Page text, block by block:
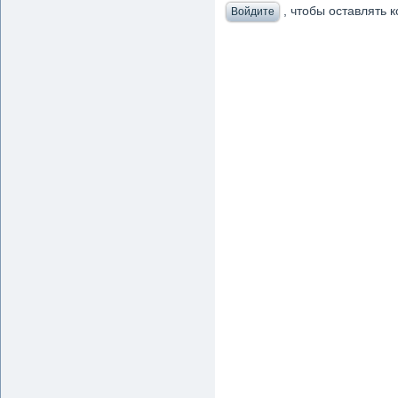
Войдите , чтобы оставлять